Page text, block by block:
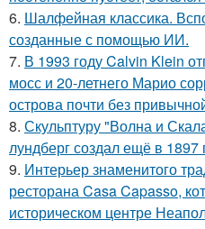
6. Шалфейная классика.
созданные с помощью ИИ.
7. В 1993 году Calvin Klein
мосс и 20-летнего Марио
острова почти без
8. Скульптуру "Волна и
лундберг создал ещё в 1897
9. Интерьер знаменитого
ресторана Casa Capasso,
историческом центре